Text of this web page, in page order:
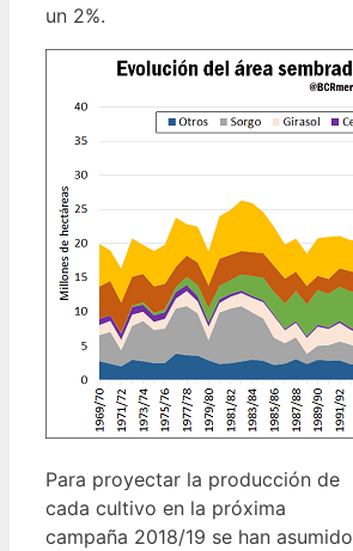
un 2%.
Para proyectar la producción de
cada cultivo en la próxima
campaña 2018/19 se han asumido